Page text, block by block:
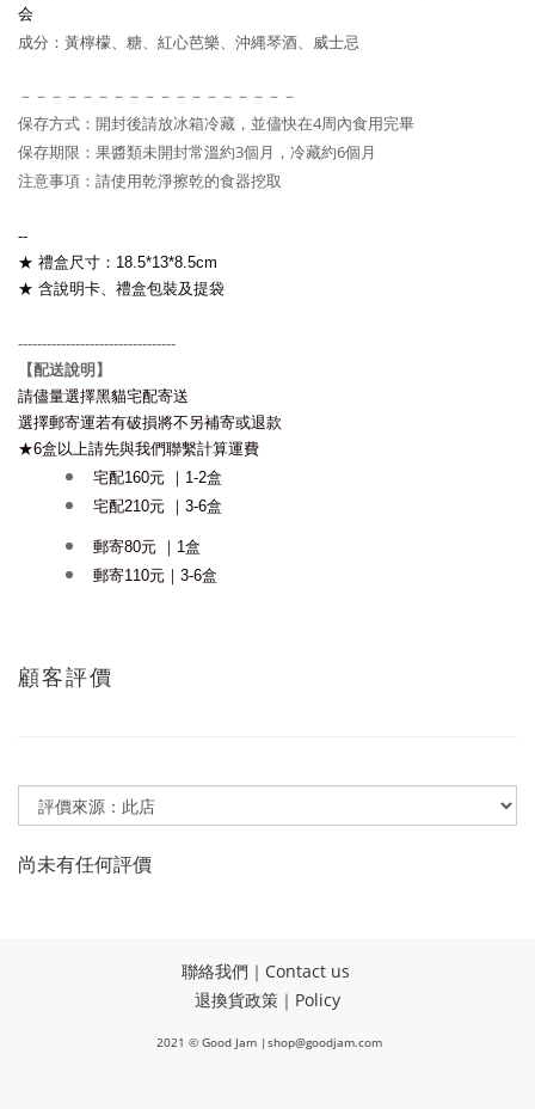
会
成分：黃檸檬、糖、紅心芭樂、沖縄琴酒、威士忌
－－－－－－－－－－－－－－－－－－
保存方式：開封後請放冰箱冷藏，並儘快在4周內食用完畢
保存期限：果醬類未開封常溫約3個月，冷藏約6個月
注意事項：請使用乾淨擦乾的食器挖取
--
★ 禮盒尺寸：18.5*13*8.5cm
★ 含說明卡、禮盒包裝及提袋
---------------------------------
【配送說明】
請儘量選擇黑貓宅配寄送
選擇郵寄運若有破損將不另補寄或退款
★6盒以上請先與我們聯繫計算運費
宅配160元 ｜1-2盒
宅配210元 ｜3-6盒
郵寄80元 ｜1盒
郵寄110元｜3-6盒
顧客評價
尚未有任何評價
聯絡我們｜Contact us
退換貨政策｜Policy
2021 © Good Jam |shop@goodjam.com